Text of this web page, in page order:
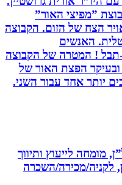
האור”
של הזום. הקבוצה
האנשים
! המטרה של הקבוצה
הפצת האור של
אחד עבור השני.
לייעוץ ותיווך
מכירה/השכרה